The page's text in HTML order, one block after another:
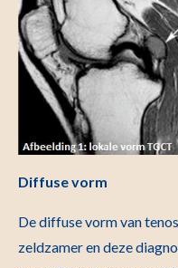
Diffuse vorm
De diffuse vorm van
zeldzamer en deze